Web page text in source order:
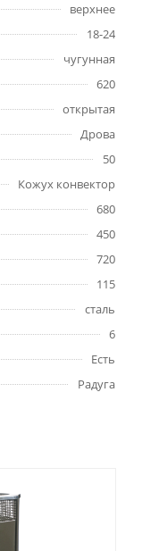
верхнее
18-24
чугунная
620
открытая
Дрова
50
Кожух конвектор
680
450
720
115
сталь
6
Есть
Радуга